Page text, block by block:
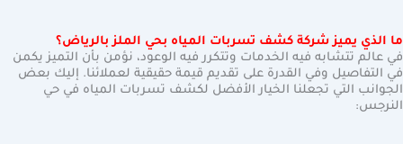
ما الذي يميز شركة كشف تسربات المياه بحي الملز بالرياض؟
في عالم تتشابه فيه الخدمات وتتكرر فيه الوعود، نؤمن بأن التميز يكمن
في التفاصيل وفي القدرة على تقديم قيمة حقيقية لعملائنا. إليك بعض
الجوانب التي تجعلنا الخيار الأفضل لكشف تسربات المياه في حي
النرجس: